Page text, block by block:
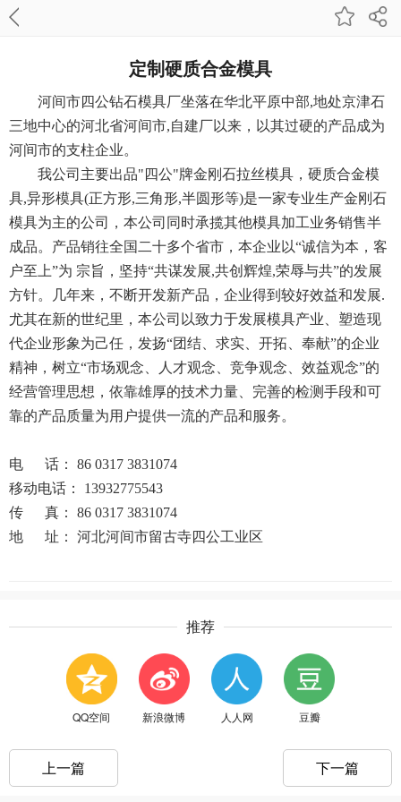
定制硬质合金模具
河间市四公钻石模具厂坐落在华北平原中部,地处京津石
三地中心的河北省河间市,自建厂以来，以其过硬的产品成为
河间市的支柱企业。
我公司主要出品"四公"牌金刚石拉丝模具，硬质合金模
具,异形模具(正方形,三角形,半圆形等)是一家专业生产金刚石
模具为主的公司，本公司同时承揽其他模具加工业务销售半
成品。产品销往全国二十多个省市，本企业以“诚信为本，客
户至上”为 宗旨，坚持“共谋发展,共创辉煌,荣辱与共”的发展
方针。几年来，不断开发新产品，企业得到较好效益和发展.
尤其在新的世纪里，本公司以致力于发展模具产业、塑造现
代企业形象为己任，发扬“团结、求实、开拓、奉献”的企业
精神，树立“市场观念、人才观念、竞争观念、效益观念”的
经营管理思想，依靠雄厚的技术力量、完善的检测手段和可
靠的产品质量为用户提供一流的产品和服务。
电 话： 86 0317 3831074
移动电话： 13932775543
传 真： 86 0317 3831074
地 址： 河北河间市留古寺四公工业区
推荐
QQ空间 新浪微博 人人网 豆瓣
上一篇 下一篇